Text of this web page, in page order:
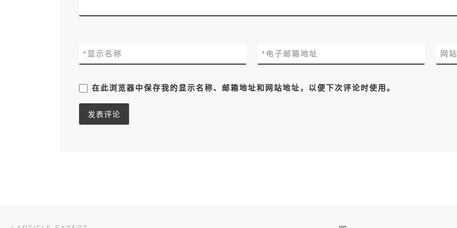
显示名称
* 电子邮箱地址
* 网
在此浏览器中保存我的显示名称、邮箱地址和网站地址，以便下次评论时使用。
文章导航